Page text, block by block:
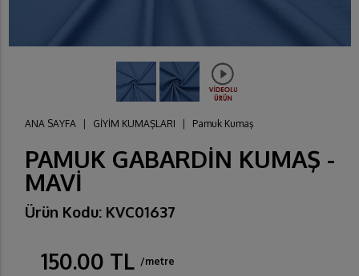
ANA SAYFA GİYİM KUMAŞLARI Pamuk Kumaş
PAMUK GABARDİN KUMAŞ -
MAVİ
Ürün Kodu: KVC01637
150.00 TL /metre